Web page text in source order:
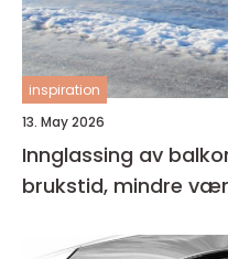
inspiration
13. May 2026
Innglassing av
brukstid, mindre vær